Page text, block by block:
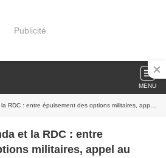
Publicité
MENU
des options militaires, appel au dialogue et défi pour la communauté internationale.
et la RDC : entre
militaires, appel au